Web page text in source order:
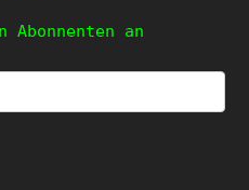
Abonnenten an